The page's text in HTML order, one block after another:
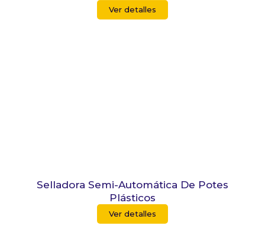
Ver detalles
Selladora Semi-Automática De Potes
Plásticos
Ver detalles